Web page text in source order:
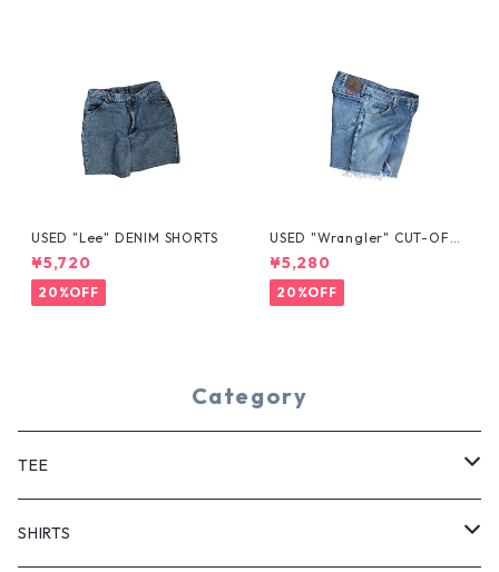
USED "Lee" DENIM SHORTS
¥5,720
20%OFF
USED "Wrangler" CUT-OFF
DENIM SHORTS
¥5,280
20%OFF
Category
TEE
SHORT SLEEVE
SHIRTS